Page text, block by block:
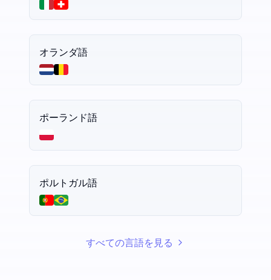
オランダ語
ポーランド語
ポルトガル語
すべての言語を見る